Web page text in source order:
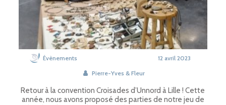
Évènements
Pierre-Yves & Fleur
12 avril 2023
Retour à la convention Croisades d’Unnord à Lille ! Cette
année, nous avons proposé des parties de notre jeu de